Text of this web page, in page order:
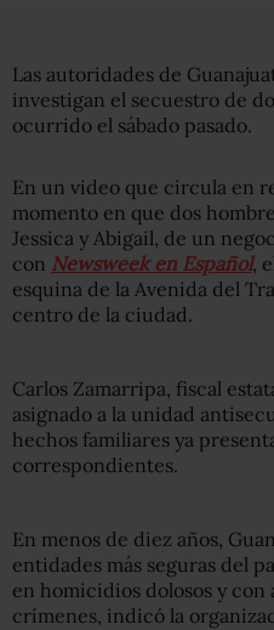
Las autoridades de
investigan el secuestro de
ocurrido el sábado pasado.
En un video que circula en
momento en que dos
Jessica y Abigail, de un
con Newsweek en Español,
esquina de la Avenida del
centro de la ciudad.
Carlos Zamarripa, fiscal
asignado a la unidad
hechos familiares ya
correspondientes.
En menos de diez años,
entidades más seguras del
en homicidios dolosos y
crímenes, indicó la